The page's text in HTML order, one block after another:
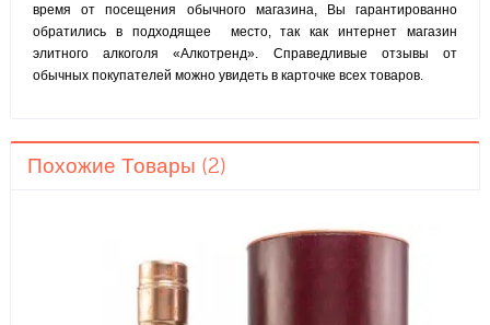
время от посещения обычного магазина, Вы гарантированно
обратились в подходящее место, так как интернет магазин
элитного алкоголя «Алкотренд». Справедливые отзывы от
обычных покупателей можно увидеть в карточке всех товаров.
Похожие Товары (2)